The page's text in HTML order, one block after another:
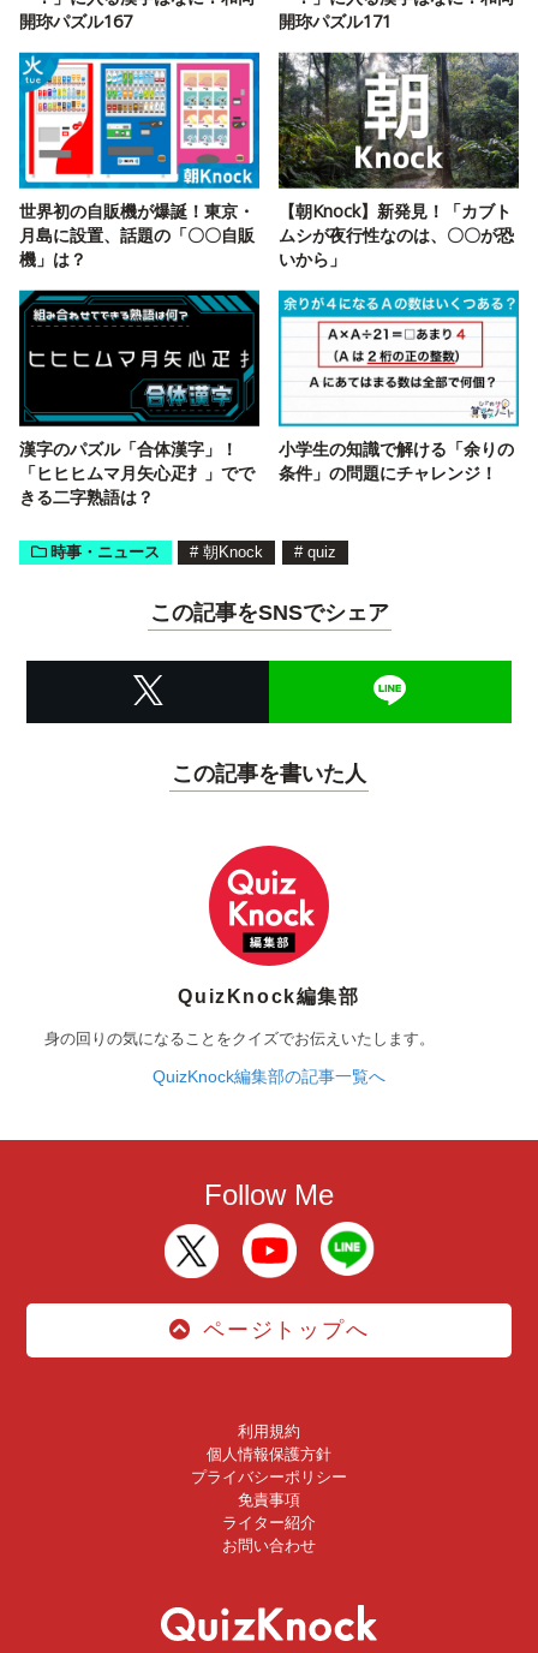
開珎パズル167
開珎パズル171
世界初の自販機が爆誕！東京・
月島に設置、話題の「〇〇自販
機」は？
【朝Knock】新発見！「カブト
ムシが夜行性なのは、〇〇が恐
いから」
漢字のパズル「合体漢字」！
「ヒヒヒムマ月矢心疋扌」でで
きる二字熟語は？
小学生の知識で解ける「余りの
条件」の問題にチャレンジ！
時事・ニュース # 朝Knock # quiz
この記事をSNSでシェア
この記事を書いた人
QuizKnock編集部
身の回りの気になることをクイズでお伝えいたします。
QuizKnock編集部の記事一覧へ
Follow Me
ページトップへ
利用規約
個人情報保護方針
プライバシーポリシー
免責事項
ライター紹介
お問い合わせ